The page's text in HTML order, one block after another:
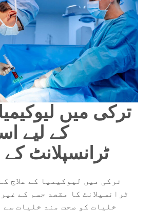
ترکی میں
کے لیے
ٹرانسپلانٹ
ترکی میں لیوکیمیا کے علاج
ٹرانسپلانٹ کا مقصد جسم کے
خلیات کو صحت مند خلیات سے